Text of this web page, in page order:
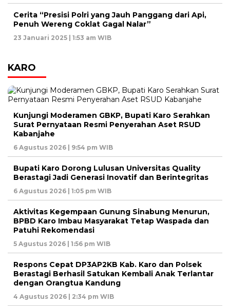
Cerita “Presisi Polri yang Jauh Panggang dari Api,
Penuh Wereng Coklat Gagal Nalar”
23 Januari 2025 | 1:53 am WIB
KARO
Kunjungi Moderamen GBKP, Bupati Karo Serahkan
Surat Pernyataan Resmi Penyerahan Aset RSUD
Kabanjahe
6 Agustus 2026 | 9:54 pm WIB
Bupati Karo Dorong Lulusan Universitas Quality
Berastagi Jadi Generasi Inovatif dan Berintegritas
6 Agustus 2026 | 1:05 pm WIB
Aktivitas Kegempaan Gunung Sinabung Menurun,
BPBD Karo Imbau Masyarakat Tetap Waspada dan
Patuhi Rekomendasi
5 Agustus 2026 | 1:56 pm WIB
Respons Cepat DP3AP2KB Kab. Karo dan Polsek
Berastagi Berhasil Satukan Kembali Anak Terlantar
dengan Orangtua Kandung
4 Agustus 2026 | 2:34 pm WIB